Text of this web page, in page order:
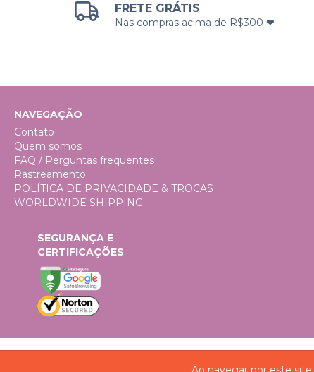
FRETE GRÁTIS
Nas compras acima de R$300 ❤
NAVEGAÇÃO
Contato
Quem somos
FAQ / Perguntas frequentes
Rastreamento
POLÍTICA DE PRIVACIDADE & TROCAS
WORLDWIDE SHIPPING
SEGURANÇA E
CERTIFICAÇÕES